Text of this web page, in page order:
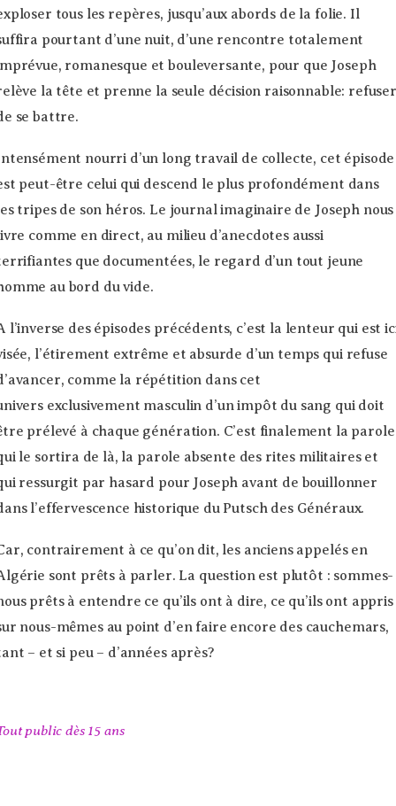
tous les repères, jusqu’aux abords de la folie. Il
pourtant d’une nuit, d’une rencontre totalement
romanesque et bouleversante, pour que Joseph
la tête et prenne la seule décision raisonnable: refuser
se battre.
nourri d’un long travail de collecte, cet épisode
peut-être celui qui descend le plus profondément dans
tripes de son héros. Le journal imaginaire de Joseph nous
comme en direct, au milieu d’anecdotes aussi
que documentées, le regard d’un tout jeune
au bord du vide.
l’inverse des épisodes précédents, c’est la lenteur qui est
l’étirement extrême et absurde d’un temps qui refuse
comme la répétition dans cet
exclusivement masculin d’un impôt du sang qui doit
prélevé à chaque génération. C’est finalement la parole
le sortira de là, la parole absente des rites militaires et
ressurgit par hasard pour Joseph avant de bouillonner
l’effervescence historique du Putsch des Généraux.
contrairement à ce qu’on dit, les anciens appelés en
sont prêts à parler. La question est plutôt : sommes-
prêts à entendre ce qu’ils ont à dire, ce qu’ils ont appris
nous-mêmes au point d’en faire encore des cauchemars,
– et si peu – d’années après?
public dès 15 ans